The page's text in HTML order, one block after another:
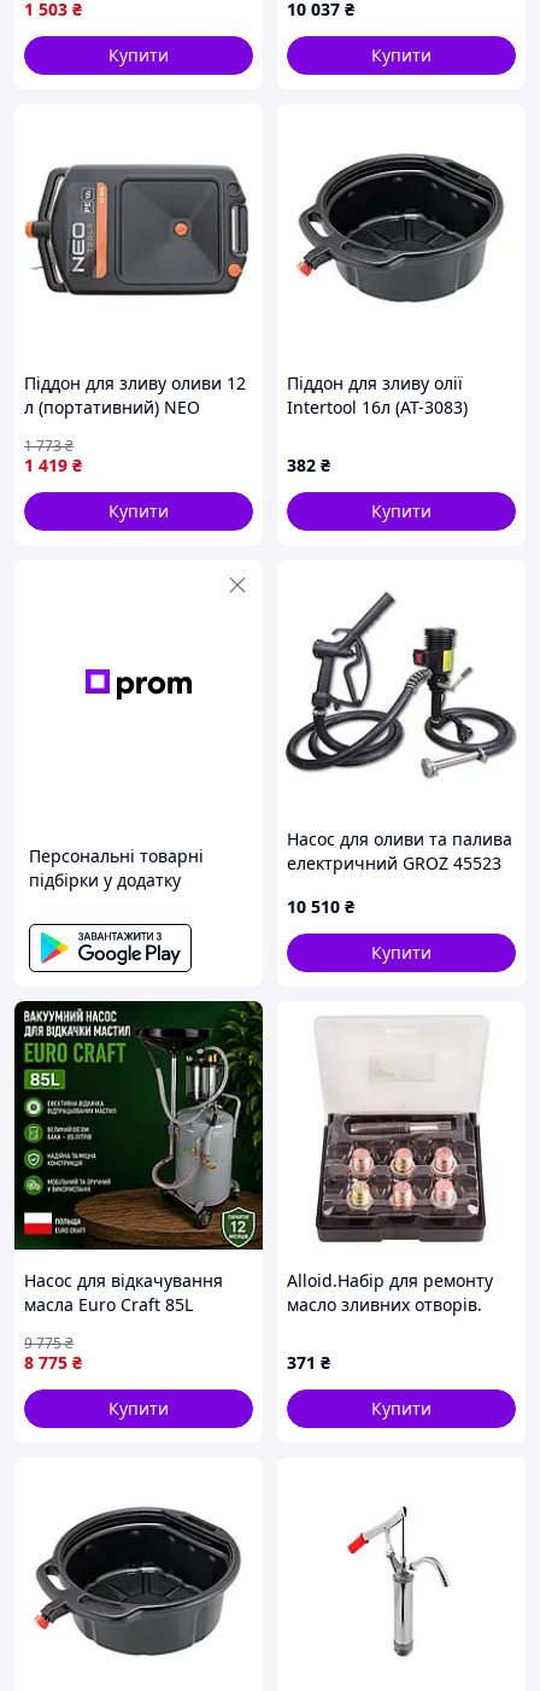
через щуп 32T8_V1
1 503 ₴
Купити
масловідсмоктувач з
пневматичним клапаном,
злив рідкого палива,
10 037 ₴
Купити
Піддон для зливу оливи 12
л (портативний) NEO
1 419 ₴
1 773₴
Купити
Піддон для зливу олії
Intertool 16л (AT-3083)
382 ₴
Купити
Персональні товарні
підбірки у додатку
Насос для оливи та палива
електричний GROZ 45523
10 510 ₴
Купити
Насос для відкачування
масла Euro Craft 85L
насос 6-8 бар Професійний
насос для масла Гарантія
12 міс
8 775 ₴
9 775₴
Купити
Alloid.Набір для ремонту
масло зливних отворів.
371 ₴
Купити